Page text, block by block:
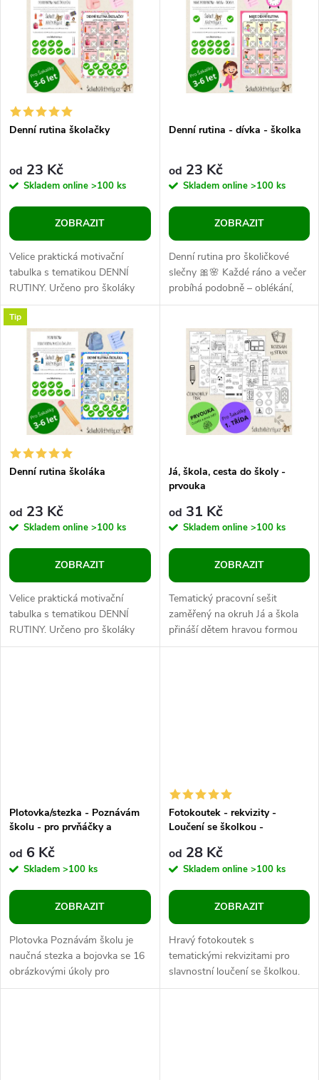
í
p
r
o
d
u
k
Abecedně
s
p
r
o
d
u
k
Denní rutina školačky
od 23 Kč
Skladem online >100 ks
ZOBRAZIT
Velice praktická motivační
tabulka s tematikou DENNÍ
RUTINY. Určeno pro školáky
nižších stupňů.
Denní rutina - dívka - školka
od 23 Kč
Skladem online >100 ks
ZOBRAZIT
Denní rutina pro školičkové
slečny 🎀🌸 Každé ráno a večer
probíhá podobně – oblékání,
hygiena, snídaně, příprava do
Tip
Denní rutina školáka
od 23 Kč
Skladem online >100 ks
ZOBRAZIT
Velice praktická motivační
tabulka s tematikou DENNÍ
RUTINY. Určeno pro školáky
nižších stupňů.
Já, škola, cesta do školy -
prvouka
od 31 Kč
Skladem online >100 ks
ZOBRAZIT
Tematický pracovní sešit
zaměřený na okruh Já a škola
přináší dětem hravou formou
seznámení s prostředím školy,
Plotovka/stezka - Poznávám
školu - pro prvňáčky a
od 6 Kč
Skladem >100 ks
ZOBRAZIT
Plotovka Poznávám školu je
naučná stezka a bojovka se 16
obrázkovými úkoly pro
předškoláky a budoucí
Fotokoutek - rekvizity -
Loučení se školkou -
od 28 Kč
Skladem online >100 ks
ZOBRAZIT
Hravý fotokoutek s
tematickými rekvizitami pro
slavnostní loučení se školkou.
Veselé bubliny s nápisy zpestří